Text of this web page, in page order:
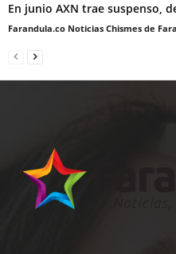
En junio AXN trae suspenso,
Farandula.co Noticias Chismes de